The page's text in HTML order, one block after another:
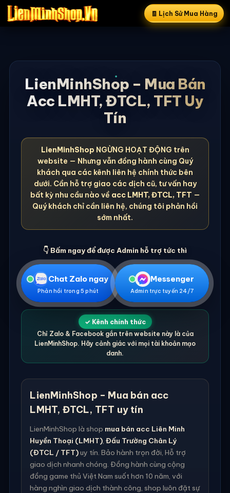
🧾 Lịch Sử Mua Hàng
LienMinhShop – Mua Bán
Acc LMHT, ĐTCL, TFT Uy
Tín
LienMinhShop NGỪNG HOẠT ĐỘNG trên
website — Nhưng vẫn đồng hành cùng Quý
khách qua các kênh liên hệ chính thức bên
dưới. Cần hỗ trợ giao các dịch cũ, tư vấn hay
bất kỳ nhu cầu nào về acc LMHT, ĐTCL, TFT —
Quý khách chỉ cần liên hệ, chúng tôi phản hồi
sớm nhất.
👇 Bấm ngay để được Admin hỗ trợ tức thì
Chat Zalo ngay
Phản hồi trong 5 phút
Messenger
Admin trực tuyến 24/7
✓ Kênh chính thức
Chỉ Zalo & Facebook gắn trên website này là của
LienMinhShop. Hãy cảnh giác với mọi tài khoản mạo
danh.
LienMinhShop – Mua bán acc
LMHT, ĐTCL, TFT uy tín
LienMinhShop là shop mua bán acc Liên Minh
Huyền Thoại (LMHT),Đấu Trường Chân Lý
(ĐTCL / TFT)uy tín. Bảo hành trọn đời, Hỗ trợ
giao dịch nhanh chóng. Đồng hành cùng cộng
đồng game thủ Việt Nam suốt hơn 10 năm, với
hàng nghìn giao dịch thành công, shop luôn đặt sự